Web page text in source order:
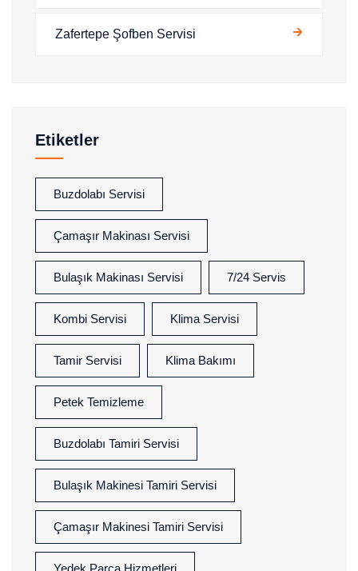
Zafertepe Şofben Servisi
Etiketler
Buzdolabı Servisi
Çamaşır Makinası Servisi
Bulaşık Makinası Servisi 7/24 Servis
Kombi Servisi Klima Servisi
Tamir Servisi Klima Bakımı
Petek Temizleme
Buzdolabı Tamiri Servisi
Bulaşık Makinesi Tamiri Servisi
Çamaşır Makinesi Tamiri Servisi
Yedek Parça Hizmetleri